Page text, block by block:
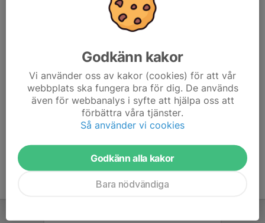
till WTRL TTT. Detta ska vara gjort senast klockan 20:00
på onsdagen för att det ska fungera.
Länken för anmälan:
https://www.wtrl.racing/RacePass/?
id=bDBzaUFMaGh6QUZCSytmSC9VUnVuZz09
Godkänn kakor
Vi använder oss av kakor (cookies) för att vår
webbplats ska fungera bra för dig. De används
även för webbanalys i syfte att hjälpa oss att
förbättra våra tjänster.
Så använder vi cookies
Godkänn alla kakor
Bara nödvändiga